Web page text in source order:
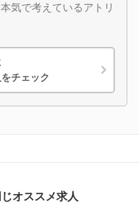
気で考えているアトリ
チェック
オススメ求人